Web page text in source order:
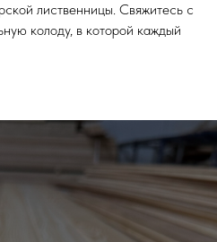
лиственницы. Свяжитесь с
колоду, в которой каждый